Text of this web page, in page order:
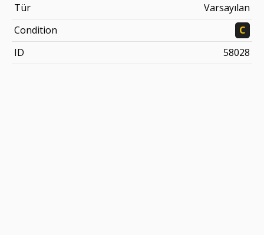
Tür
Varsayılan
Condition
C
ID
58028